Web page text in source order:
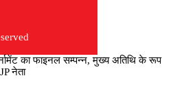
का फाइनल सम्पन्न, मुख्य अतिथि के रूप
नेता